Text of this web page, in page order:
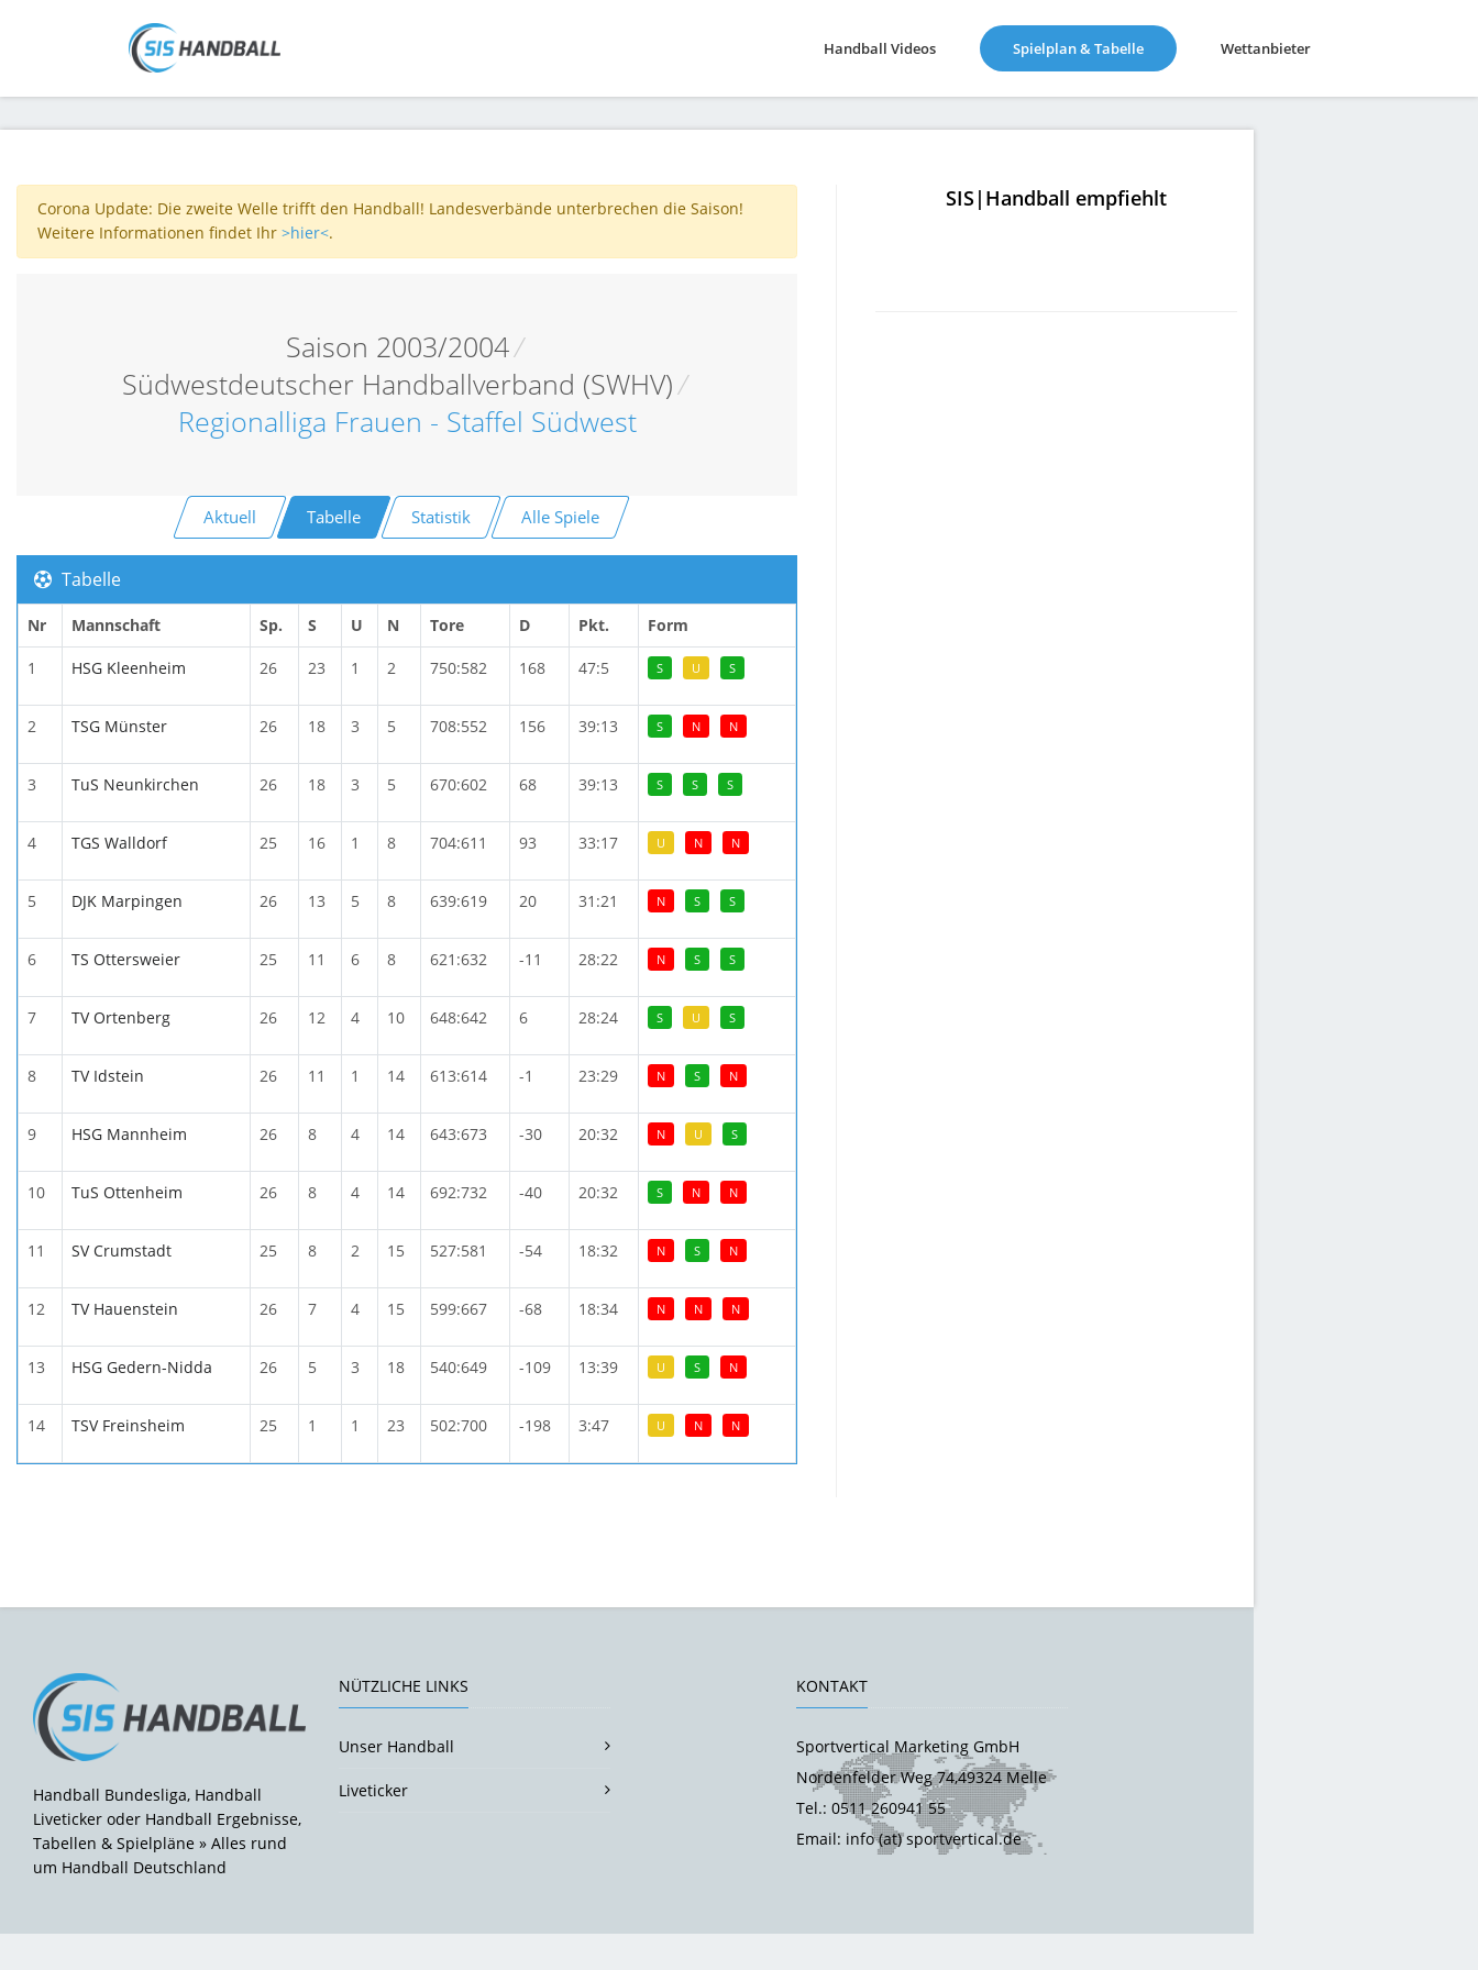
Handball Videos Spielplan & Tabelle(current) Wettanbieter
Corona Update: Die zweite Welle trifft den Handball! Landesverbände unterbrechen die Saison!
Weitere Informationen findet Ihr >hier<.
Saison 2003/2004/
Südwestdeutscher Handballverband (SWHV)/
Regionalliga Frauen - Staffel Südwest
Aktuell Tabelle Statistik Alle Spiele
Tabelle
Nr Mannschaft Sp. S U N Tore D Pkt. Form
1 HSG Kleenheim 26 23 1 2 750:582 168 47:5 S U S
2 TSG Münster 26 18 3 5 708:552 156 39:13 S N N
3 TuS Neunkirchen 26 18 3 5 670:602 68 39:13 S S S
4 TGS Walldorf 25 16 1 8 704:611 93 33:17 U N N
5 DJK Marpingen 26 13 5 8 639:619 20 31:21 N S S
6 TS Ottersweier 25 11 6 8 621:632 -11 28:22 N S S
7 TV Ortenberg 26 12 4 10 648:642 6 28:24 S U S
8 TV Idstein 26 11 1 14 613:614 -1 23:29 N S N
9 HSG Mannheim 26 8 4 14 643:673 -30 20:32 N U S
10 TuS Ottenheim 26 8 4 14 692:732 -40 20:32 S N N
11 SV Crumstadt 25 8 2 15 527:581 -54 18:32 N S N
12 TV Hauenstein 26 7 4 15 599:667 -68 18:34 N N N
13 HSG Gedern-Nidda 26 5 3 18 540:649 -109 13:39 U S N
14 TSV Freinsheim 25 1 1 23 502:700 -198 3:47 U N N
SIS|Handball empfiehlt
Handball Bundesliga, Handball
Liveticker oder Handball Ergebnisse,
Tabellen & Spielpläne » Alles rund
um Handball Deutschland
NÜTZLICHE LINKS
Unser Handball
Liveticker
KONTAKT
Sportvertical Marketing GmbH
Nordenfelder Weg 74,49324 Melle
Tel.: 0511 260941 55
Email: info (at) sportvertical.de